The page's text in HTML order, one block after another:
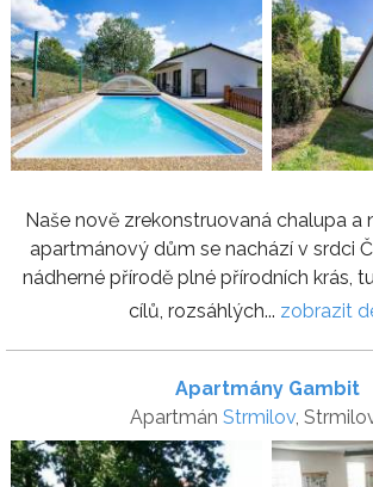
Naše nově zrekonstruovaná chalupa a
apartmánový dům se nachází v srdci
nádherné přírodě plné přírodních krás,
cílů, rozsáhlých... zobrazit
Apartmány Gambit
Apartmán Strmilov,